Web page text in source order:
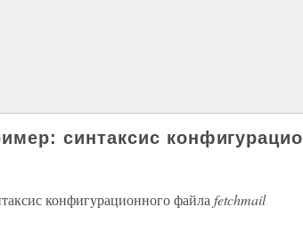
синтаксис
конфигурационного файла fetchmail